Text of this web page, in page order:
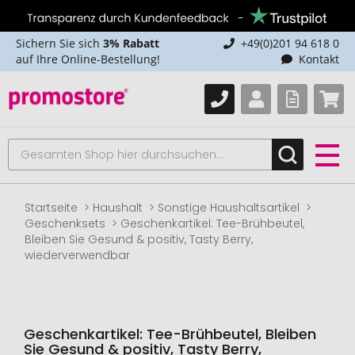
Sichern Sie sich 3% Rabatt
auf Ihre Online-Bestellung!
+49(0)201 94 618 0
Kontakt
Startseite Haushalt
Sonstige Haushaltsartikel
Geschenksets
Geschenkartikel: Tee-Brühbeutel,
Bleiben Sie Gesund & positiv, Tasty Berry,
wiederverwendbar
Geschenkartikel: Tee-Brühbeutel, Bleiben
Sie Gesund & positiv, Tasty Berry,